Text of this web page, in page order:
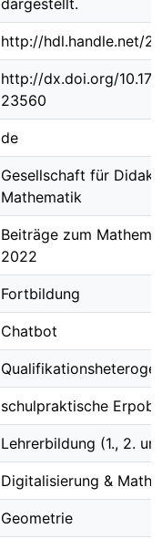
dargestellt.
http://hdl.handle.net/
http://dx.doi.org/
23560
de
Gesellschaft für
Mathematik
Beiträge zum
2022
Fortbildung
Chatbot
schulpraktische
Lehrerbildung (1., 2.
Digitalisierung &
Geometrie